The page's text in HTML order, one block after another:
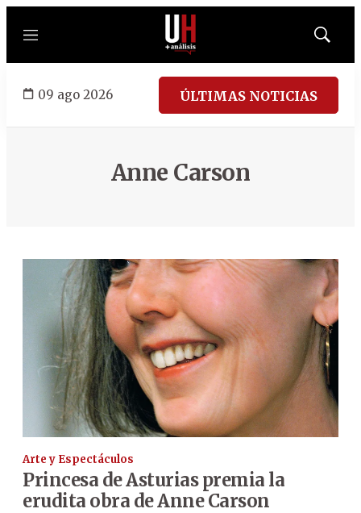
Menú
Mostrar
09 ago 2026 ÚLTIMAS NOTICIAS
Anne Carson
Arte y Espectáculos
Princesa de Asturias premia la
erudita obra de Anne Carson